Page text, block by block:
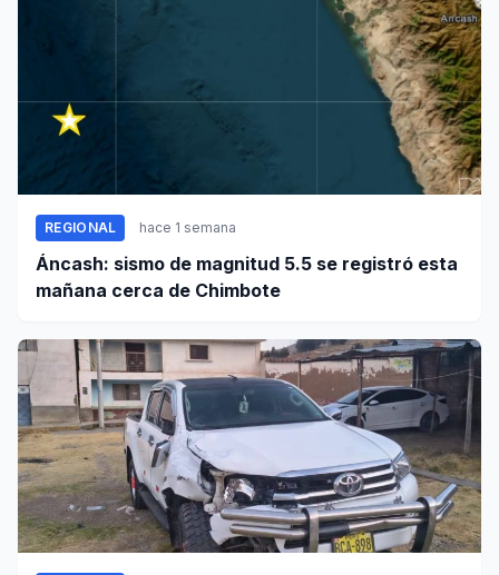
REGIONAL hace 1 semana
Áncash: sismo de magnitud 5.5 se registró esta
mañana cerca de Chimbote